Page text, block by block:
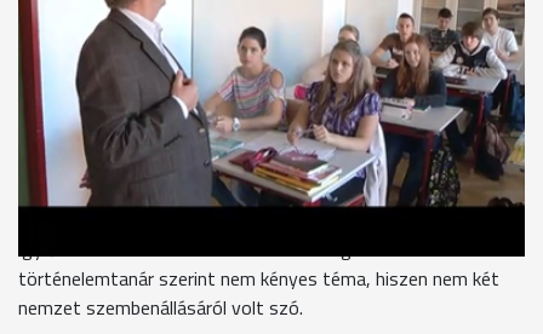
Doór Lili
Esik szó, csak kicsit kevesebb, mivel a könyvünk osztrák,
ezért magyar történelem egyáltalán nincs benne, de azért a
tanárunk mégis beleviszi, de legtöbbet inkább magyar órán
szán rá időt.
Az osztályba a magyarországi és a burgenlandi magyar
történelemtanár szerint nem kényes téma, hiszen nem két
nemzet szembenállásáról volt szó.